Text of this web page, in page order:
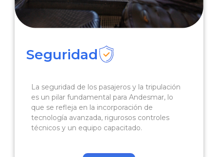
Seguridad
La seguridad de los pasajeros y la tripulación
es un pilar fundamental para Andesmar, lo
que se refleja en la incorporación de
tecnología avanzada, rigurosos controles
técnicos y un equipo capacitado.